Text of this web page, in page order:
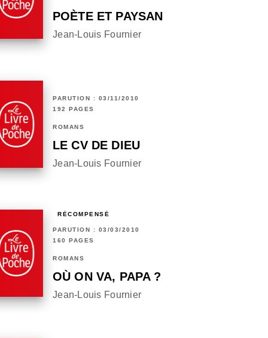
POÈTE ET PAYSAN
Jean-Louis Fournier
PARUTION : 03/11/2010
192 PAGES
ROMANS
LE CV DE DIEU
Jean-Louis Fournier
RÉCOMPENSÉ
PARUTION : 03/03/2010
160 PAGES
ROMANS
OÙ ON VA, PAPA ?
Jean-Louis Fournier